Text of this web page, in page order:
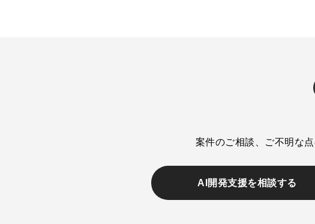
案件のご相談、ご不明な
AI開発支援を相談する